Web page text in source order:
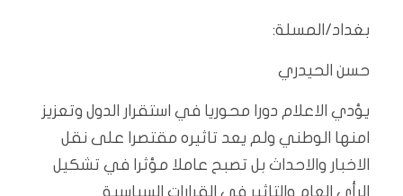
بغداد/المسلة:
حسن الحيدري
يؤدي الاعلام دورا محوريا في استقرار الدول وتعزيز
امنها الوطني ولم يعد تاثيره مقتصرا على نقل
الاخبار والاحداث بل تصبح عاملا مؤثرا في تشكيل
الرأي العام والتاثير في القرارات السياسية